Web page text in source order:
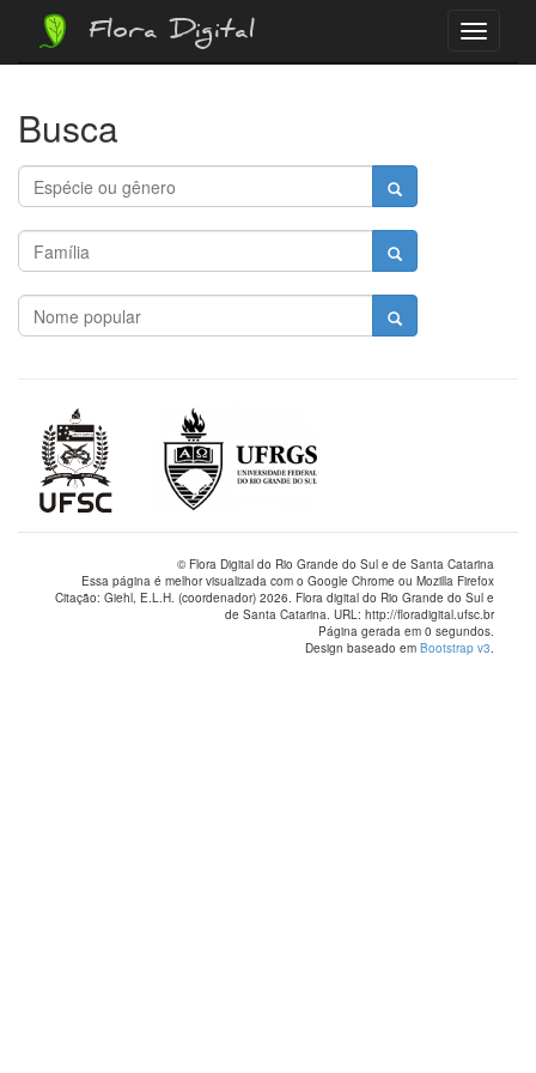
Menu
Flora Digital
Busca
© Flora Digital do Rio Grande do Sul e de Santa Catarina
Essa página é melhor visualizada com o Google Chrome ou Mozilla Firefox
Citação: Giehl, E.L.H. (coordenador) 2026. Flora digital do Rio Grande do Sul e
de Santa Catarina. URL: http://floradigital.ufsc.br
Página gerada em 0 segundos.
Design baseado em Bootstrap v3.